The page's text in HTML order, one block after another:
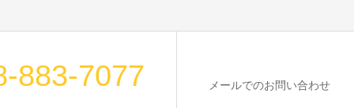
883-7077 メールでのお問い合わせ